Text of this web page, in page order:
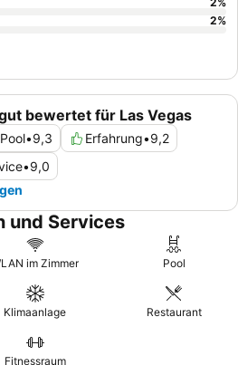
bewertet für Las Vegas
Pool•9,3 Erfahrung•9,2
•9,0
2%
und Services
im Zimmer Pool
Klimaanlage Restaurant
Fitnessraum